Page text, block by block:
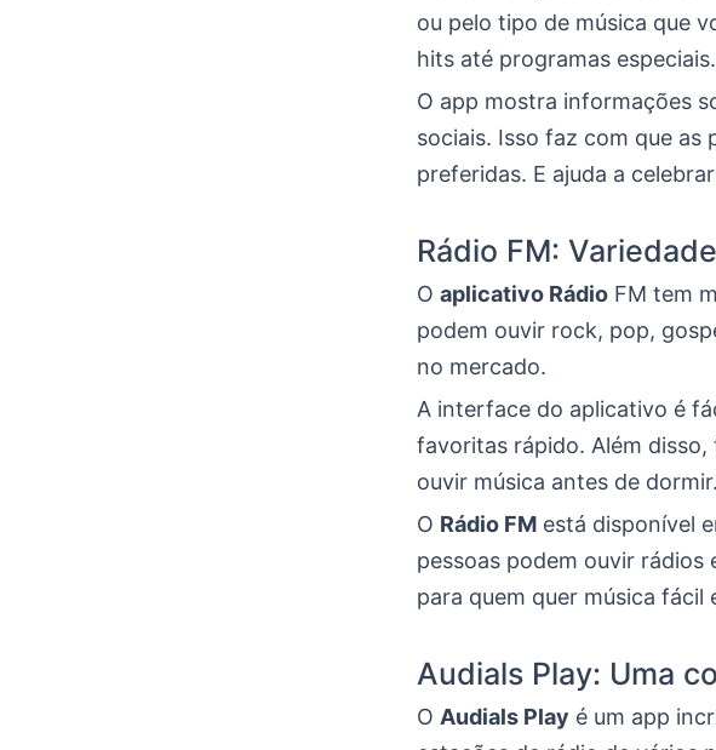
ou pelo tipo de música que
hits até programas especiais.
O app mostra informações
sociais. Isso faz com que as
preferidas. E ajuda a
Rádio FM:
O aplicativo Rádio FM tem
podem ouvir rock, pop,
no mercado.
A interface do aplicativo é
favoritas rápido. Além
ouvir música antes de dormir.
O Rádio FM está disponível
pessoas podem ouvir rádios
para quem quer música fácil
Audials Play: Uma
O Audials Play é um app